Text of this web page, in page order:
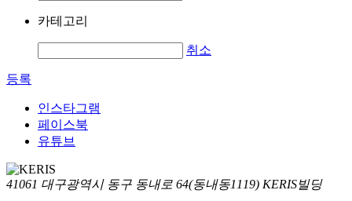
카테고리
취소
등록
인스타그램
페이스북
유튜브
41061 대구광역시 동구 동내로 64(동내동1119) KERIS빌딩